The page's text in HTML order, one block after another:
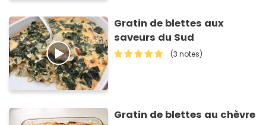
Gratin de blettes aux
saveurs du Sud
(3 notes)
Gratin de blettes au chèvre